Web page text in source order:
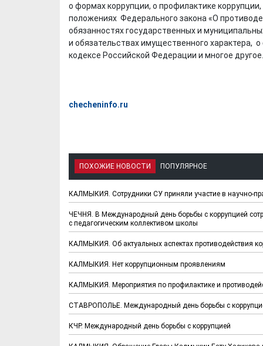
о формах коррупции, о профилактике
положениях Федерального закона «О
обязанностях государственных и
и обязательствах имущественного характера,
кодексе Российской Федерации и многое другое.
checheninfo.ru
ПОХОЖИЕ НОВОСТИ ПОПУЛЯРНОЕ
КАЛМЫКИЯ. Сотрудники СУ приняли участие в научно-
ЧЕЧНЯ. В Международный день борьбы с коррупцией
с педагогическим коллективом школы
КАЛМЫКИЯ. Об актуальных аспектах противодействия
КАЛМЫКИЯ. Нет коррупционным проявлениям
КАЛМЫКИЯ. Мероприятия по профилактике и
СТАВРОПОЛЬЕ. Международный день борьбы с
КЧР. Международный день борьбы с коррупцией